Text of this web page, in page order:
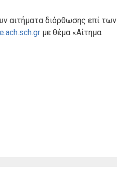
αιτήματα διόρθωσης επί των
με θέμα «Αίτημα